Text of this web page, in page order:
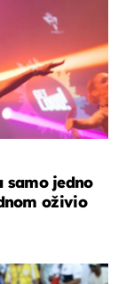
samo jedno
oživio